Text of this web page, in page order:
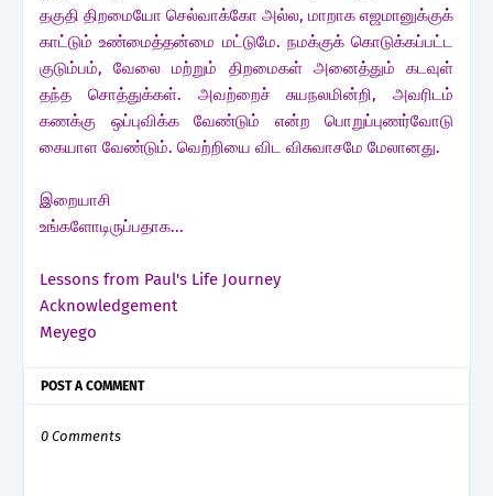
தகுதி திறமையோ செல்வாக்கோ அல்ல, மாறாக எஜமானுக்குக்
காட்டும் உண்மைத்தன்மை மட்டுமே. நமக்குக் கொடுக்கப்பட்ட
குடும்பம், வேலை மற்றும் திறமைகள் அனைத்தும் கடவுள்
தந்த சொத்துக்கள். அவற்றைச் சுயநலமின்றி, அவரிடம்
கணக்கு ஒப்புவிக்க வேண்டும் என்ற பொறுப்புணர்வோடு
கையாள வேண்டும். வெற்றியை விட விசுவாசமே மேலானது.
இறையாசி
உங்களோடிருப்பதாக...
Lessons from Paul's Life Journey
Acknowledgement
Meyego
POST A COMMENT
0 Comments